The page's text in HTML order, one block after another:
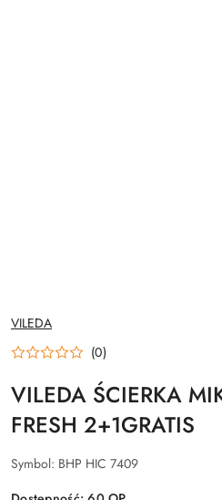
NAZWA
PRODUCENTA:
VILEDA
(0)
VILEDA ŚCIERKA
FRESH 2+1GRATIS
Symbol: BHP HIC 7409